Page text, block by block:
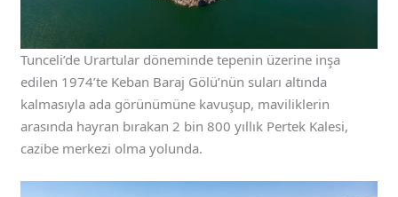
Tunceli’de Urartular döneminde tepenin üzerine inşa
edilen 1974’te Keban Baraj Gölü’nün suları altında
kalmasıyla ada görünümüne kavuşup, maviliklerin
arasında hayran bırakan 2 bin 800 yıllık Pertek Kalesi,
cazibe merkezi olma yolunda.